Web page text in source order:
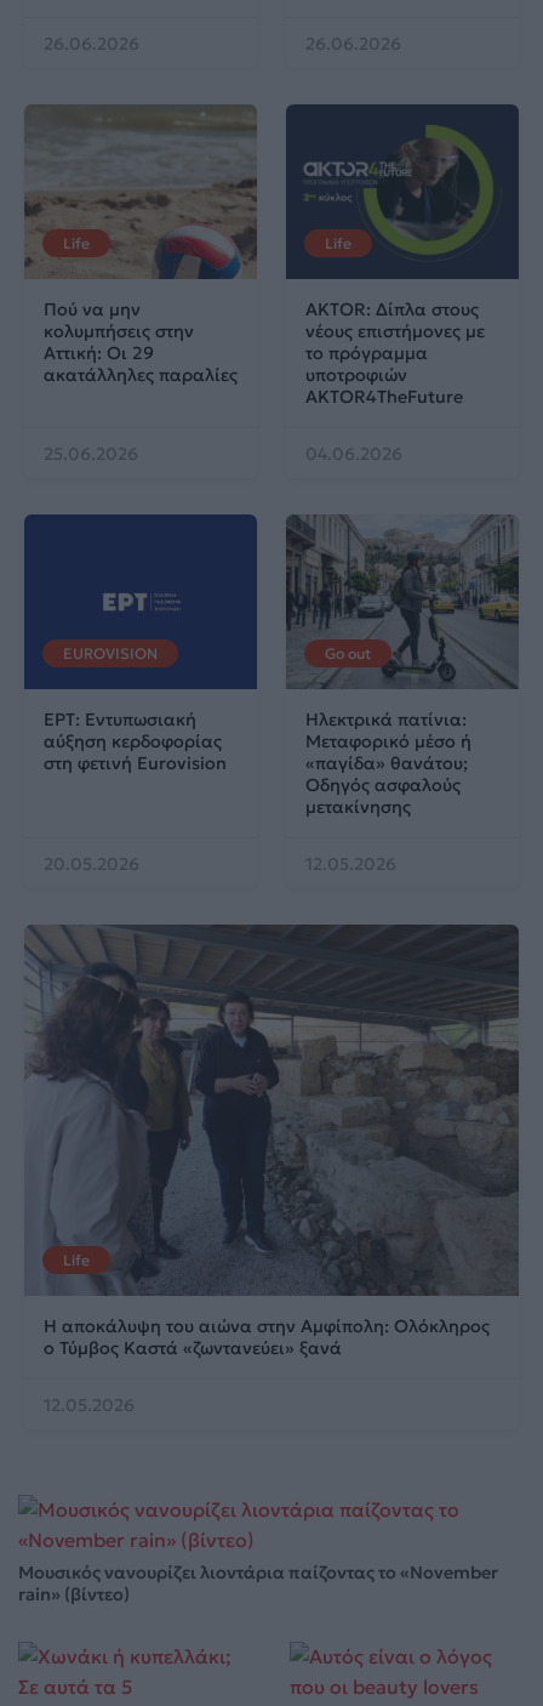
26.06.2026 26.06.2026
Life
Πού να μην
κολυμπήσεις στην
Αττική: Οι 29
ακατάλληλες παραλίες
25.06.2026
Life
AKTOR: Δίπλα στους
νέους επιστήμονες με
το πρόγραμμα
υποτροφιών
AKTOR4TheFuture
04.06.2026
EUROVISION
ΕΡΤ: Εντυπωσιακή
αύξηση κερδοφορίας
στη φετινή Eurovision
20.05.2026
Go out
Ηλεκτρικά πατίνια:
Μεταφορικό μέσο ή
«παγίδα» θανάτου;
Οδηγός ασφαλούς
μετακίνησης
12.05.2026
Life
Η αποκάλυψη του αιώνα στην Αμφίπολη: Ολόκληρος
ο Τύμβος Καστά «ζωντανεύει» ξανά
12.05.2026
Μουσικός νανουρίζει λιοντάρια παίζοντας το «November
rain» (βίντεο)